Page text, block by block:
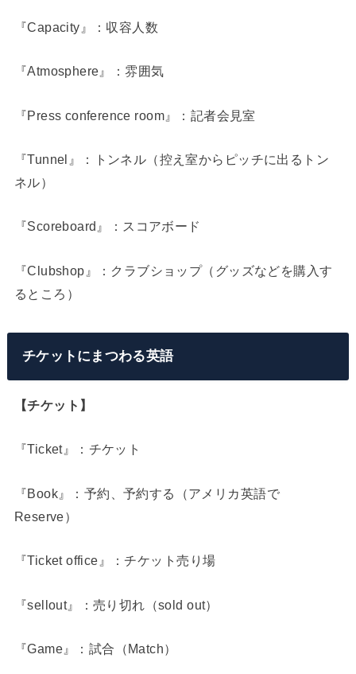
『Capacity』：収容人数
『Atmosphere』：雰囲気
『Press conference room』：記者会見室
『Tunnel』：トンネル（控え室からピッチに出るトン
ネル）
『Scoreboard』：スコアボード
『Clubshop』：クラブショップ（グッズなどを購入す
るところ）
チケットにまつわる英語
【チケット】
『Ticket』：チケット
『Book』：予約、予約する（アメリカ英語で
Reserve）
『Ticket office』：チケット売り場
『sellout』：売り切れ（sold out）
『Game』：試合（Match）